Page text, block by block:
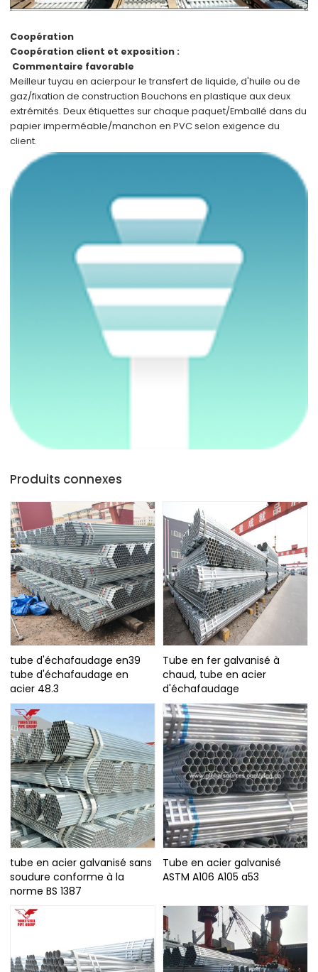
Coopération
Coopération client et exposition :
Commentaire favorable
Meilleur tuyau en acierpour le transfert de liquide, d'huile ou de
gaz/fixation de construction Bouchons en plastique aux deux
extrémités. Deux étiquettes sur chaque paquet/Emballé dans du
papier imperméable/manchon en PVC selon exigence du
client.
Produits connexes
tube d'échafaudage en39
tube d'échafaudage en
acier 48.3
Tube en fer galvanisé à
chaud, tube en acier
d'échafaudage
tube en acier galvanisé sans
soudure conforme à la
norme BS 1387
Tube en acier galvanisé
ASTM A106 A105 a53